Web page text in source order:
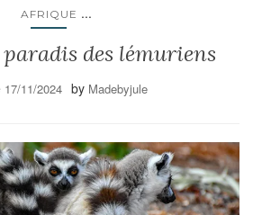
AFRIQUE ...
des lémuriens
17/11/2024 by Madebyjule